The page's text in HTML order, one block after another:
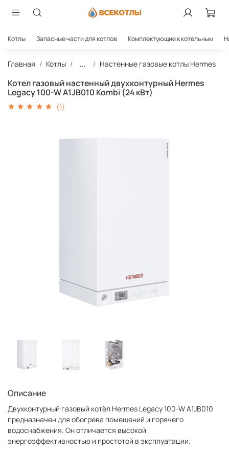
Котлы Запасные части для котлов Комплектующие к котельным
Главная Котлы ... Настенные газовые котлы Hermes
Котел газовый настенный двухконтурный Hermes
Legacy 100-W A1JB010 Kombi (24 кВт)
(1)
Описание
Двухконтурный газовый котёл Hermes Legacy 100-W A1JB010
предназначен для обогрева помещений и горячего
водоснабжения. Он отличается высокой
энергоэффективностью и простотой в эксплуатации.